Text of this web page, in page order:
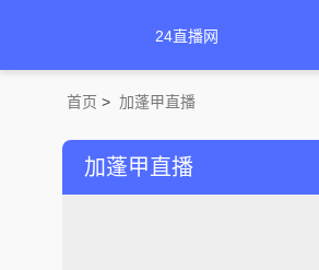
24直播网
首页 > 加蓬甲直播
加蓬甲直播